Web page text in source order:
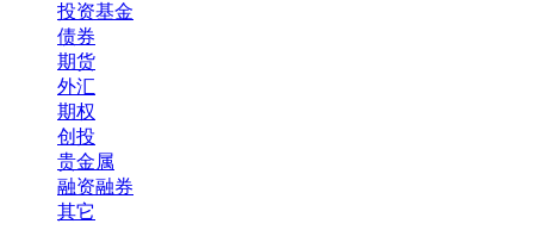
投资基金
债券
期货
外汇
期权
创投
贵金属
融资融券
其它